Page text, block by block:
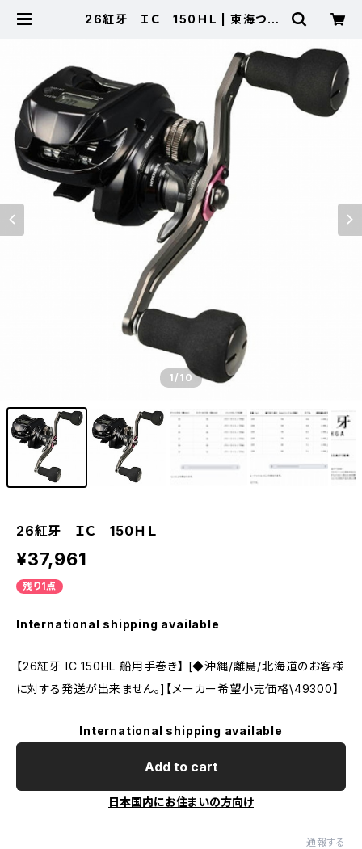
26紅牙 ＩＣ 150ＨＬ | 東海つり
1/10
26紅牙 ＩＣ 150ＨＬ
¥37,961
残り1点
International shipping available
【26紅牙 IC 150HL 船用手巻き】 [◆沖縄/離島/北海道のお客様
に対する発送が出来ません。]【メーカー希望小売価格\49300】
International shipping available
Add to cart
日本国内にお住まいの方向け
通報する